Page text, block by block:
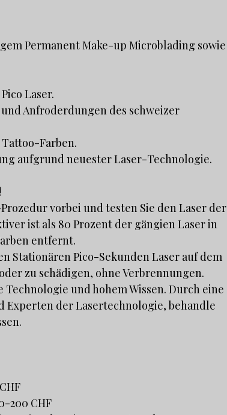
Permanent Make-up Microblading sowie
Laser.
Anfroderdungen des schweizer
Farben.
aufgrund neuester Laser-Technologie.
vorbei und testen Sie den Laser der
ist als 80 Prozent der gängien Laser in
entfernt.
Stationären Pico-Sekunden Laser auf dem
zu schädigen, ohne Verbrennungen.
und hohem Wissen. Durch eine
Experten der Lasertechnologie, behandle
200 CHF